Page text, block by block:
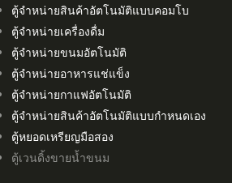
ตู้จำหน่ายสินค้าอัตโนมัติแบบคอมโบ
ตู้จำหน่ายเครื่องดื่ม
ตู้จำหน่ายขนมอัตโนมัติ
ตู้จำหน่ายอาหารแช่แข็ง
ตู้จำหน่ายกาแฟอัตโนมัติ
ตู้จำหน่ายสินค้าอัตโนมัติแบบกำหนดเอง
ตู้หยอดเหรียญมือสอง
ตู้เวนดิ้งขายน้ำขนม